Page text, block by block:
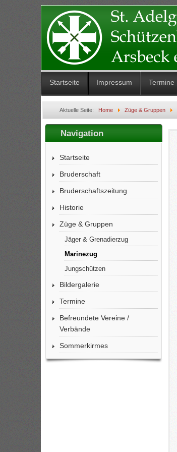
Startseite Impressum Termine
Aktuelle Seite:Home Züge & Gruppen
Navigation
Startseite
Bruderschaft
Bruderschaftszeitung
Historie
Züge & Gruppen
Jäger & Grenadierzug
Marinezug
Jungschützen
Bildergalerie
Termine
Befreundete Vereine /
Verbände
Sommerkirmes